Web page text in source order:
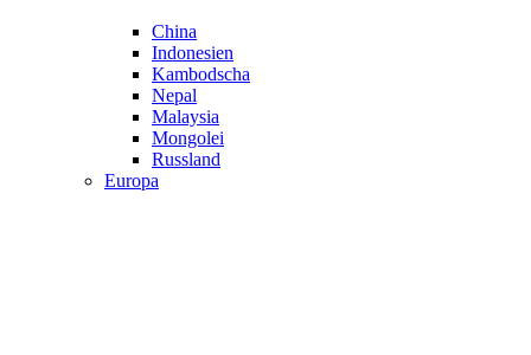
China
Indonesien
Kambodscha
Nepal
Malaysia
Mongolei
Russland
Europa